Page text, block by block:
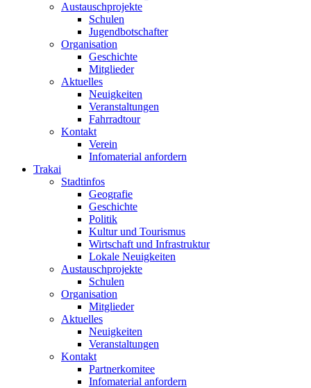
Austauschprojekte
Schulen
Jugendbotschafter
Organisation
Geschichte
Mitglieder
Aktuelles
Neuigkeiten
Veranstaltungen
Fahrradtour
Kontakt
Verein
Infomaterial anfordern
Trakai
Stadtinfos
Geografie
Geschichte
Politik
Kultur und Tourismus
Wirtschaft und Infrastruktur
Lokale Neuigkeiten
Austauschprojekte
Schulen
Organisation
Mitglieder
Aktuelles
Neuigkeiten
Veranstaltungen
Kontakt
Partnerkomitee
Infomaterial anfordern